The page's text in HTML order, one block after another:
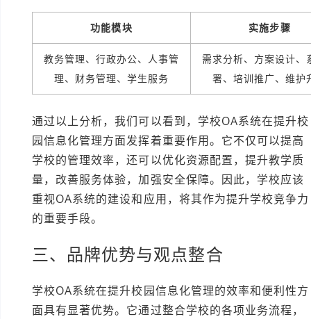
功能模块 实施步骤
教务管理、行政办公、人事管
理、财务管理、学生服务
需求分析、方案设计、
署、培训推广、维护
通过以上分析，我们可以看到，学校OA系统在提升校
园信息化管理方面发挥着重要作用。它不仅可以提高
学校的管理效率，还可以优化资源配置，提升教学质
量，改善服务体验，加强安全保障。因此，学校应该
重视OA系统的建设和应用，将其作为提升学校竞争力
的重要手段。
三、品牌优势与观点整合
学校OA系统在提升校园信息化管理的效率和便利性方
面具有显著优势。它通过整合学校的各项业务流程，